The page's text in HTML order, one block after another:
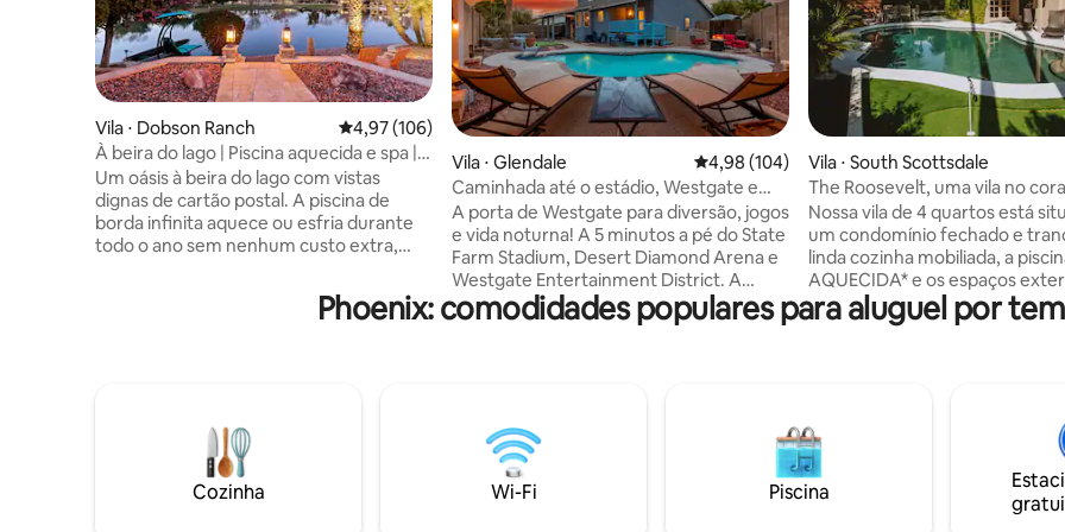
Vila ⋅ Dobson Ranch 4,97 de uma avaliação média de 5, 106 avaliações
4,97 (106)
À beira do lago | Piscina aquecida e spa |
Caiaques | 4 quartos
Um oásis à beira do lago com vistas
dignas de cartão postal. A piscina de
borda infinita aquece ou esfria durante
todo o ano sem nenhum custo extra,
escondido com 8 lugares. Doca com
caiaques, fogueira, pátio coberto e
noites de jogos. Escritório dedicado com
cama retrátil, ou trabalhe em qualquer
lugar com vista panorâmica. A minutos
do aeroporto, restaurantes, golfe,
Vila ⋅ Glendale 4,98 de uma avaliação média de 5, 104
4,98 (104)
Caminhada até o estádio, Westgate e
arena/VIP, Exp, Lux, quintal
A porta de Westgate para diversão, jogos
e vida noturna! A 5 minutos a pé do State
Farm Stadium, Desert Diamond Arena e
Westgate Entertainment District. A
menos de 30 minutos de carro de todas
as instalações de treinamento de
AQUECIDA, lareira, putting green, área
de churrasco e área de jantar. Internet
de alta velocidade Dorme
confortavelmente até 12 pessoas. 4
Vila ⋅ South Scottsdale
The Roosevelt, uma vila no
Scottsdale
Nossa vila de 4 quartos está
um condomínio fechado e
linda cozinha mobiliada, a
AQUECIDA* e os espaços
pitorescos fazem deste um
sonhos. Desfrute de uma estadia
opcional e está disponível por
adicional por dia, que varia de
com a estação. Valor máximo
por dia. (É necessário avisar ao
Phoenix: comodidades populares para aluguel por
Cozinha Wi-Fi Piscina